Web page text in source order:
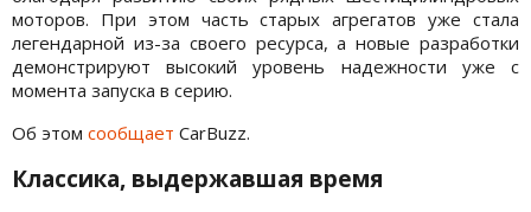
моторов. При этом часть старых агрегатов уже стала
легендарной из-за своего ресурса, а новые разработки
демонстрируют высокий уровень надежности уже с
момента запуска в серию.
Об этом сообщает CarBuzz.
Классика, выдержавшая время